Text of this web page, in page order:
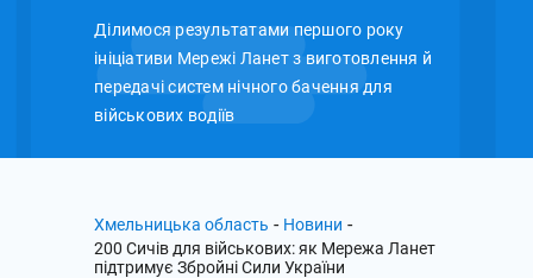
Ділимося результатами першого року
ініціативи Мережі Ланет з виготовлення й
передачі систем нічного бачення для
військових водіїв
Хмельницька область - Новини -
200 Сичів для військових: як Мережа Ланет
підтримує Збройні Сили України